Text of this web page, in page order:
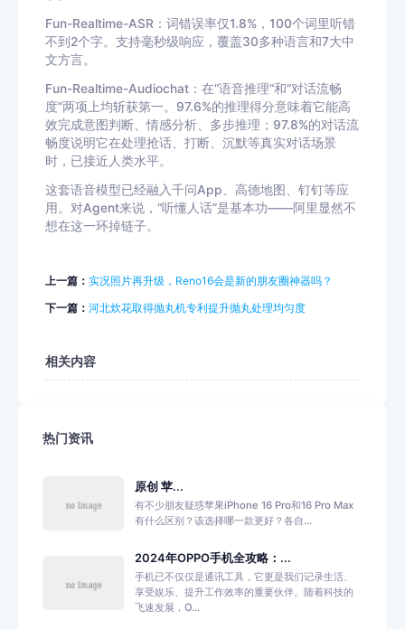
Fun-Realtime-ASR：词错误率仅1.8%，100个词里听错
不到2个字。支持毫秒级响应，覆盖30多种语言和7大中
文方言。
Fun-Realtime-Audiochat：在“语音推理”和“对话流畅
度”两项上均斩获第一。97.6%的推理得分意味着它能高
效完成意图判断、情感分析、多步推理；97.8%的对话流
畅度说明它在处理抢话、打断、沉默等真实对话场景
时，已接近人类水平。
这套语音模型已经融入千问App、高德地图、钉钉等应
用。对Agent来说，“听懂人话”是基本功——阿里显然不
想在这一环掉链子。
上一篇： 实况照片再升级，Reno16会是新的朋友圈神器吗？
下一篇： 河北炊花取得抛丸机专利提升抛丸处理均匀度
相关内容
热门资讯
原创 苹...
有不少朋友疑惑苹果iPhone 16 Pro和16 Pro Max
有什么区别？该选择哪一款更好？各自...
2024年OPPO手机全攻略：...
手机已不仅仅是通讯工具，它更是我们记录生活、
享受娱乐、提升工作效率的重要伙伴。随着科技的
飞速发展，O...